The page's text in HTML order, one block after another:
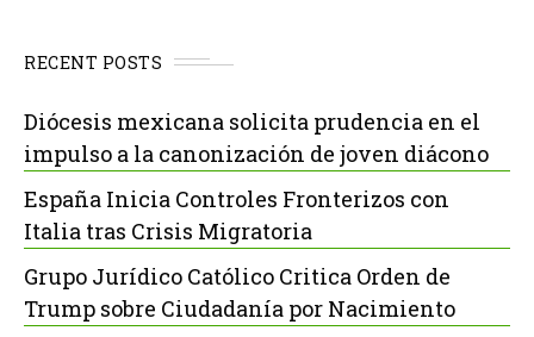
RECENT POSTS
Diócesis mexicana solicita prudencia en el
impulso a la canonización de joven diácono
España Inicia Controles Fronterizos con
Italia tras Crisis Migratoria
Grupo Jurídico Católico Critica Orden de
Trump sobre Ciudadanía por Nacimiento